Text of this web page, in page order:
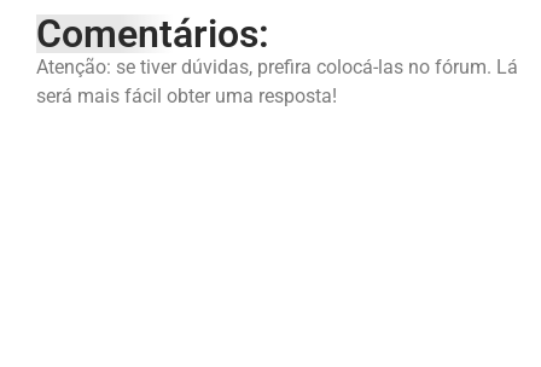
Comentários:
Atenção: se tiver dúvidas, prefira colocá-las no fórum. Lá
será mais fácil obter uma resposta!